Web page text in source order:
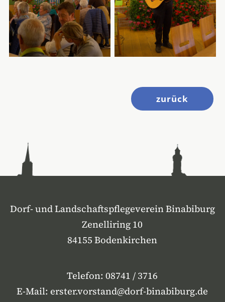
zurück
Dorf- und Landschaftspflegeverein Binabiburg
Zenelliring 10
84155 Bodenkirchen
Telefon:08741 / 3716
E-Mail: erster.vorstand@dorf-binabiburg.de